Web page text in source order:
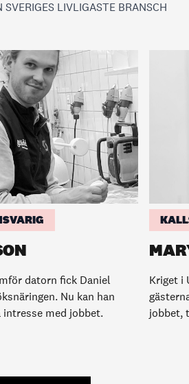
SVERIGES LIVLIGASTE BRANSCH
datorn fick Daniel
Nu kan han
med jobbet.
Kriget i
jobbet,